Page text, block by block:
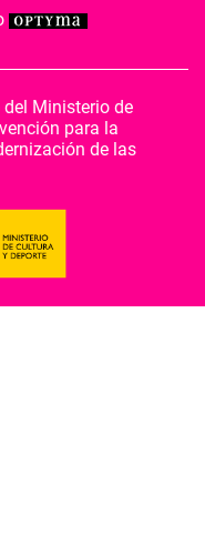
Ministerio de
para la
de las